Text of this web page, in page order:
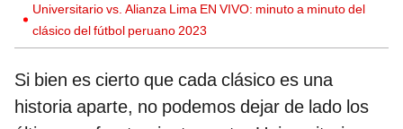
Universitario vs. Alianza Lima EN VIVO: minuto a minuto del
clásico del fútbol peruano 2023
Si bien es cierto que cada clásico es una
historia aparte, no podemos dejar de lado los